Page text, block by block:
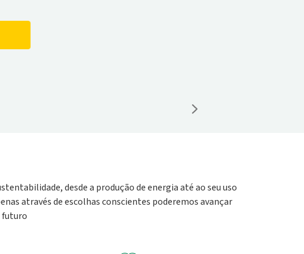
desde a produção de energia até ao seu uso
através de escolhas conscientes poderemos avançar
futuro